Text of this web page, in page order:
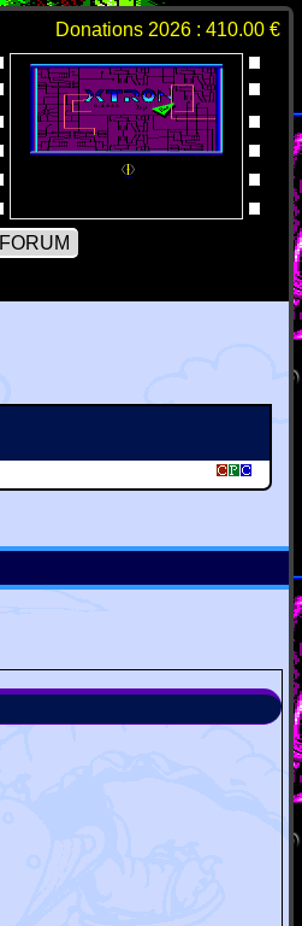
Donations 2026 : 410.00 €
FORUM